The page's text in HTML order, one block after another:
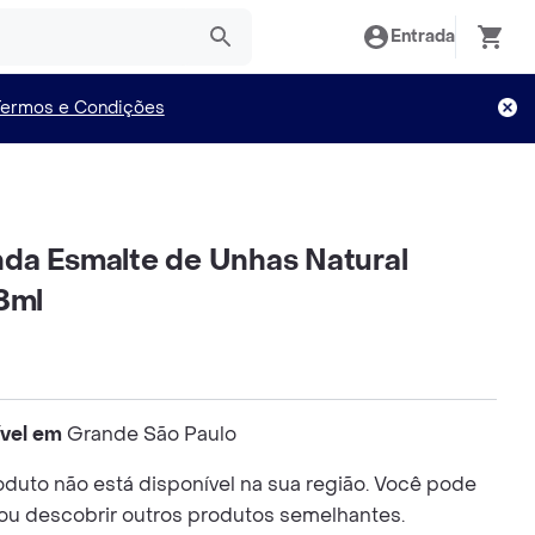
Entrada
e Condições
Esmalte de Unhas Natural
emGrande São Paulo
não está disponível na sua região. Você pode
descobrir outros produtos semelhantes.